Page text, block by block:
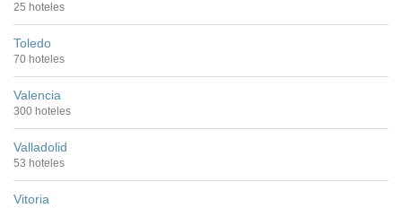
25 hoteles
Toledo
70 hoteles
Valencia
300 hoteles
Valladolid
53 hoteles
Vitoria